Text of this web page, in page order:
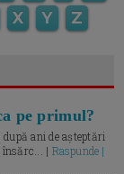
X Y Z
pe primul?
ani de așteptări
| Raspunde |